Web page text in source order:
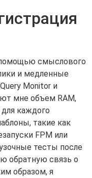
смыслового
и медленные
Monitor и
мне объем RAM,
каждого
такие как
FPM или
тесты после
обратную связь о
образом, я